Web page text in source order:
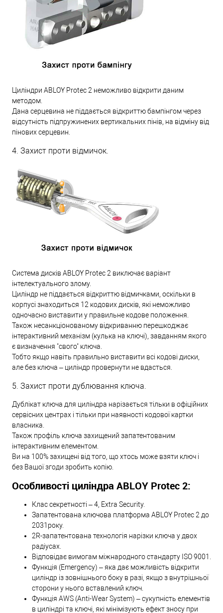
Циліндри ABLOY Protec 2 неможливо відкрити даним
методом.
Дана серцевина не піддається відкриттю бампінгом через
відсутність підпружинених вертикальних пінів, на відміну від
пінових серцевин.
4. Захист проти відмичок.
Система дисків ABLOY Protec 2 виключає варіант
інтелектуального злому.
Циліндр не піддається відкриттю відмичками, оскільки в
корпусі знаходиться 12 кодових дисків, які неможливо
одночасно виставити у правильне кодове положення.
Також несанкціонованому відкриванню перешкоджає
інтерактивний механізм (кулька на ключі), завданням якого
є визначення "свого" ключа.
Тобто якщо навіть правильно виставити всі кодові диски,
але без ключа – циліндр провернути не вдасться.
5. Захист проти дублювання ключа.
Дублікат ключа для циліндра нарізається тільки в офіційних
сервісних центрах і тільки при наявності кодової картки
власника.
Також профіль ключа захищений запатентованим
інтерактивним елементом.
Ви на 100% захищені від того, що хтось може взяти ключ і
без Вашої згоди зробить копію.
Особливості циліндра ABLOY Protec 2:
Клас секретності – 4, Extra Security.
Запатентована ключова платформа ABLOY Protec 2 до
2031року.
2R-запатентована технологія нарізки ключа у двох
радіусах.
Відповідає вимогам міжнародного стандарту ISO 9001.
Функція (Emergency) – яка дає можливість відкрити
циліндр із зовнішнього боку в разі, якщо з внутрішньої
сторони у нього вставлений ключ.
Функція AWS (Anti-Wear System) – сукупність елементів
в циліндрі та ключі, які мінімізують ефект зносу при